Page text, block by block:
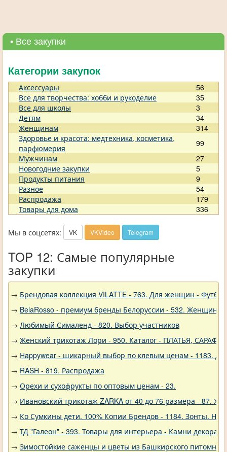
• Все закупки
Категории закупок
Аксессуары
56
Все для творчества: хобби и рукоделие
35
Все для школы
3
Детям
34
Женщинам
314
Здоровье и красота: медтехника, косметика,
парфюмерия
99
Мужчинам
27
Новогодние закупки
5
Продукты питания
9
Разное
54
Распродажа
179
Товары для дома
336
Мы в соцсетях: VK VKVideo Telegram
TOP 12: Самые популярные
закупки
→ Брендовая коллекция VILATTE - 763. Для женщин -
→ BelaRosso - премиум бренды Белоруссии - 532.
→ Любимый Сималенд - 820. Выбор участников
→ Женский трикотаж Лори - 950. Каталог - ПЛАТЬЯ,
→ Нappywear - шикарный выбор по клевым ценам - 1183.
→ RASH - 819. Распродажа
→ Орехи и сухофрукты по оптовым ценам - 23.
→ Ивановский трикотаж ZARKA от 40 до 76 размера - 87.
→ Ко Сумкины дети. 100% Копии Брендов - 1184. Зонты.
→ ТД "Галеон" - 393. Товары для интерьера - Камни
→ Зимостойкие саженцы и цветы из Башкирского